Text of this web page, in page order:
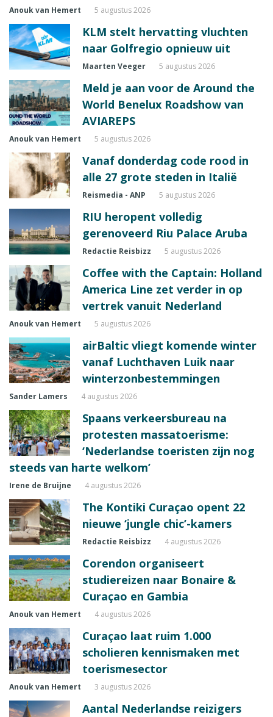
Anouk van Hemert 5 augustus 2026
KLM stelt hervatting vluchten
naar Golfregio opnieuw uit
Maarten Veeger 5 augustus 2026
Meld je aan voor de Around the
World Benelux Roadshow van
AVIAREPS
Anouk van Hemert 5 augustus 2026
Vanaf donderdag code rood in
alle 27 grote steden in Italië
Reismedia - ANP 5 augustus 2026
RIU heropent volledig
gerenoveerd Riu Palace Aruba
Redactie Reisbizz 5 augustus 2026
Coffee with the Captain: Holland
America Line zet verder in op
vertrek vanuit Nederland
Anouk van Hemert 5 augustus 2026
airBaltic vliegt komende winter
vanaf Luchthaven Luik naar
winterzonbestemmingen
Sander Lamers 4 augustus 2026
Spaans verkeersbureau na
protesten massatoerisme:
‘Nederlandse toeristen zijn nog
steeds van harte welkom’
Irene de Bruijne 4 augustus 2026
The Kontiki Curaçao opent 22
nieuwe ‘jungle chic’-kamers
Redactie Reisbizz 4 augustus 2026
Corendon organiseert
studiereizen naar Bonaire &
Curaçao en Gambia
Anouk van Hemert 4 augustus 2026
Curaçao laat ruim 1.000
scholieren kennismaken met
toerismesector
Anouk van Hemert 3 augustus 2026
Aantal Nederlandse reizigers